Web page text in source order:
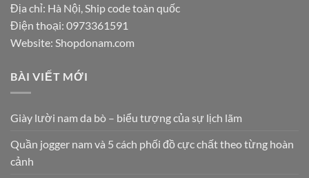
Địa chỉ: Hà Nội, Ship code toàn quốc
Điện thoại: 0973361591
Website: Shopdonam.com
BÀI VIẾT MỚI
Giày lười nam da bò – biểu tượng của sự lịch lãm
Quần jogger nam và 5 cách phối đồ cực chất theo từng hoàn
cảnh